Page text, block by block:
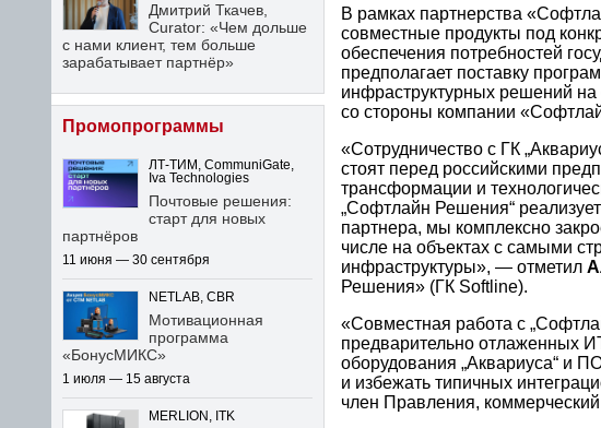
В рамках партнерства
совместные продукты под
обеспечения потребностей
предполагает поставку
инфраструктурных решений
со стороны компании
«Сотрудничество с ГК
стоят перед российскими
трансформации и
„Софтлайн Решения“
партнера, мы комплексно
числе на объектах с самыми
инфраструктуры», — отметил
Решения» (ГК Softline).
«Совместная работа с
предварительно отлаженных
оборудования „Аквариуса“ и
и избежать типичных
член Правления,
Дмитрий Ткачев,
Curator: «Чем дольше
с нами клиент, тем больше
зарабатывает партнёр»
Промопрограммы
ЛТ-ТИМ, CommuniGate,
Iva Technologies
Почтовые решения:
старт для новых
партнёров
11 июня — 30 сентября
NETLAB, CBR
Мотивационная
программа
«БонусМИКС»
1 июля — 15 августа
MERLION, ITK